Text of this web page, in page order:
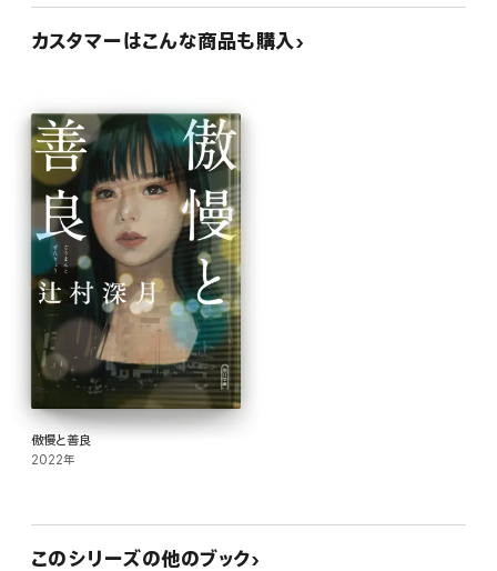
八、風柳荘と風ポプラ荘
九、アン・シリーズが書かれた順番
十一、アンの誠実さとグリーン・ゲイブルズの魔法で生まれ変わる人々
日本初の全文訳・巻末訳註付『赤毛のアン』シリーズ、待望の第4巻!
カスタマーはこんな商品も購入
傲慢と善良
2022年
このシリーズの他のブック